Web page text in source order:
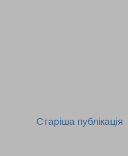
Старіша публікація